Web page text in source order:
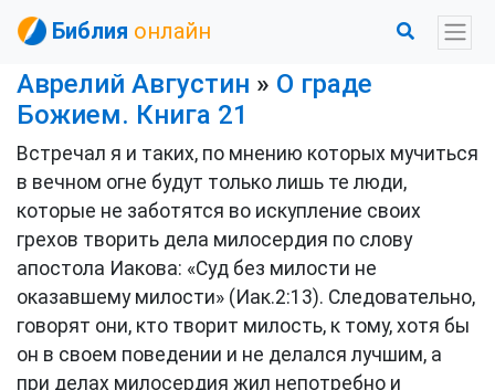
Библия онлайн
Аврелий Августин » О граде
Божием. Книга 21
Встречал я и таких, по мнению которых мучиться
в вечном огне будут только лишь те люди,
которые не заботятся во искупление своих
грехов творить дела милосердия по слову
апостола Иакова: «Суд без милости не
оказавшему милости» (Иак.2:13). Следовательно,
говорят они, кто творит милость, к тому, хотя бы
он в своем поведении и не делался лучшим, а
при делах милосердия жил непотребно и